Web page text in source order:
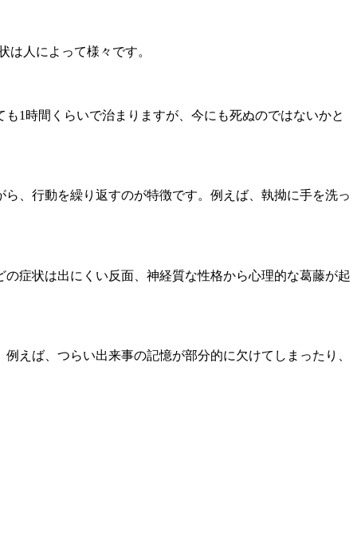
人によって様々です。
1時間くらいで治まりますが、今にも死ぬのではないかと
、行動を繰り返すのが特徴です。例えば、執拗に手を洗っ
症状は出にくい反面、神経質な性格から心理的な葛藤が起
えば、つらい出来事の記憶が部分的に欠けてしまったり、